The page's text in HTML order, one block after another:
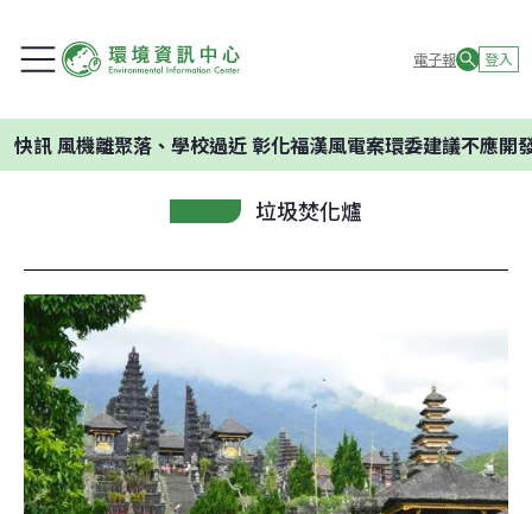
電子報 登入
離聚落、學校過近 彰化福漢風電案環委建議不應開發
垃圾焚化爐